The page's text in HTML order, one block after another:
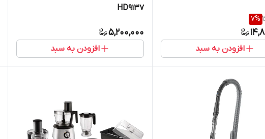
7%
افزودن به سبد
HD9137
5,200,000
افزودن به سبد